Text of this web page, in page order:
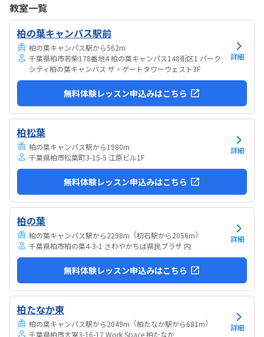
したりできるのは助かります。料金は今の物価で考えれば高いとは思
いませんが、子どもの成長具合で判断すると思います。子どもが自発
的にどんどん作り進めていったのには正直驚きました。最初からたく
さんあれこれ説明されずブロックを触らせてもらったの...
教室一覧
柏の葉キャンパス駅前
柏の葉キャンパス駅から562m
千葉県柏市若柴178番地4 柏の葉キャンパス148街区1 パーク
シティ柏の葉キャンパス ザ・ゲートタワーウェスト3F
詳細
無料体験レッスン申込みはこちら
柏松葉
柏の葉キャンパス駅から1980m
千葉県柏市松葉町3-15-5 江原ビル1F
詳細
無料体験レッスン申込みはこちら
柏の葉
柏の葉キャンパス駅から2298m （初石駅から2056m）
千葉県柏市柏の葉4-3-1 さわやかちば県民プラザ 内
詳細
無料体験レッスン申込みはこちら
柏たなか東
柏の葉キャンパス駅から2049m （柏たなか駅から681m）
千葉県柏市大室3-16-17 Work Space 柏たなか
詳細